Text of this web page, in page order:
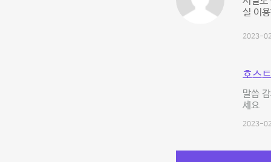
실 이
2023-
호스
말씀
세요
2023-